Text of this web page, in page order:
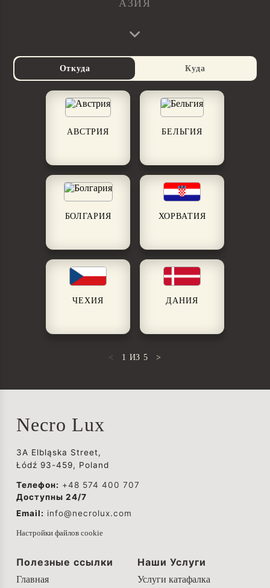
АЗИЯ
Откуда Куда
АВСТРИЯ БЕЛЬГИЯ
БОЛГАРИЯ ХОРВАТИЯ
ЧЕХИЯ ДАНИЯ
< 1 ИЗ 5 >
Necro Lux
3A Elbląska Street,
Łódź 93-459, Poland
Телефон: +48 574 400 707
Доступны 24/7
Email: info@necrolux.com
Настройки файлов cookie
Полезные ссылки
Главная
Наши Услуги
Услуги катафалка